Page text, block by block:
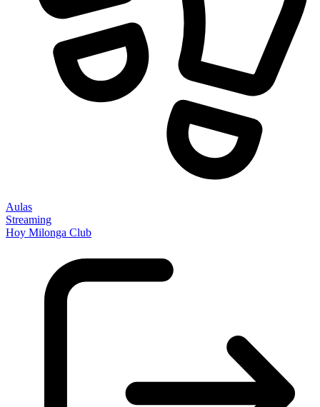
Aulas
Streaming
Hoy Milonga Club